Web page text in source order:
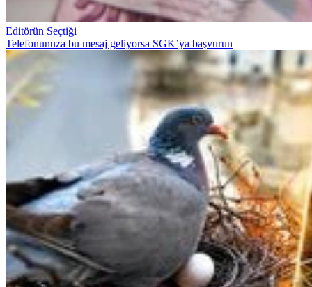
Editörün Seçtiği
Telefonunuza bu mesaj geliyorsa SGK’ya başvurun